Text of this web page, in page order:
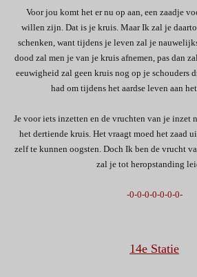
Voor jou komt het er nu op aan, een zaadje
willen zijn. Dat is je kruis. Maar Ik zal je
schenken, want tijdens je leven zal je
dood zal men je van je kruis afnemen, pas dan
eeuwigheid zal geen kruis nog op je schouders
had om tijdens het aardse leven aan
Je voor iets inzetten en de vruchten van je inzet
het dertiende kruis. Het vraagt moed het zaad
zelf te kunnen oogsten. Doch Ik ben de vrucht
zal je tot heropstanding
-0-0-0-0-0-0-0-
14e Statie